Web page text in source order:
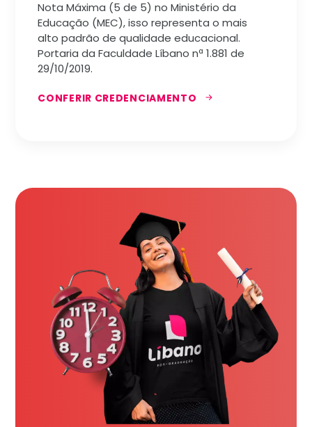
Nota Máxima (5 de 5) no Ministério da
Educação (MEC), isso representa o mais
alto padrão de qualidade educacional.
Portaria da Faculdade Líbano nª 1.881 de
29/10/2019.
CONFERIR CREDENCIAMENTO